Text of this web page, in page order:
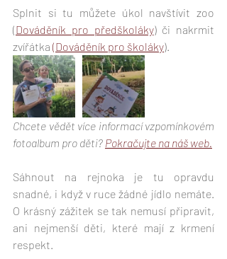
Splnit si tu můžete úkol navštívit zoo
(Dováděník pro předškoláky) či nakrmit
zvířátka (Dováděník pro školáky).
Chcete vědět více informací vzpomínkovém
fotoalbum pro děti? Pokračujte na náš web.
Sáhnout na rejnoka je tu opravdu
snadné, i když v ruce žádné jídlo nemáte.
O krásný zážitek se tak nemusí připravit,
ani nejmenší děti, které mají z krmení
respekt.